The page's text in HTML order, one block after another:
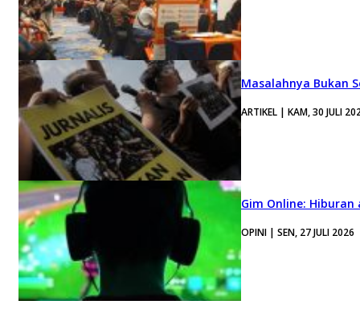
Masalahnya Bukan
ARTIKEL | KAM, 30 JULI
Gim Online:
OPINI | SEN, 27 JULI 2026